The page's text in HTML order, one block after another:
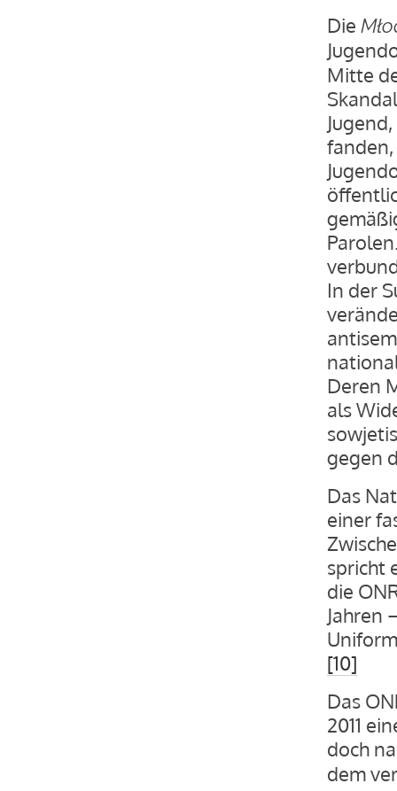
Die
Mitte
In der
Deren
als
gegen
Das
einer
spricht
die
Jahren
[10]
Das
2011
doch
dem